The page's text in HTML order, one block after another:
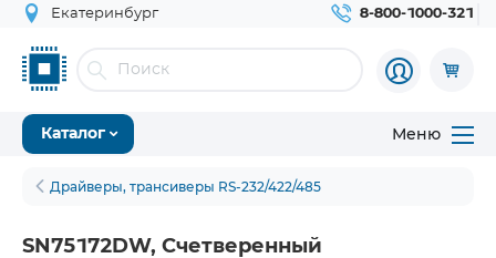
Екатеринбург 8-800-1000-321
Каталог Меню
Драйверы, трансиверы RS-232/422/485
SN75172DW, Счетверенный